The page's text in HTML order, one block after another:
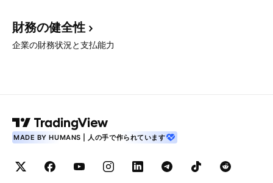
財務の健全性
企業の財務状況と支払能力
MADE BY HUMANS | 人の手で作られています